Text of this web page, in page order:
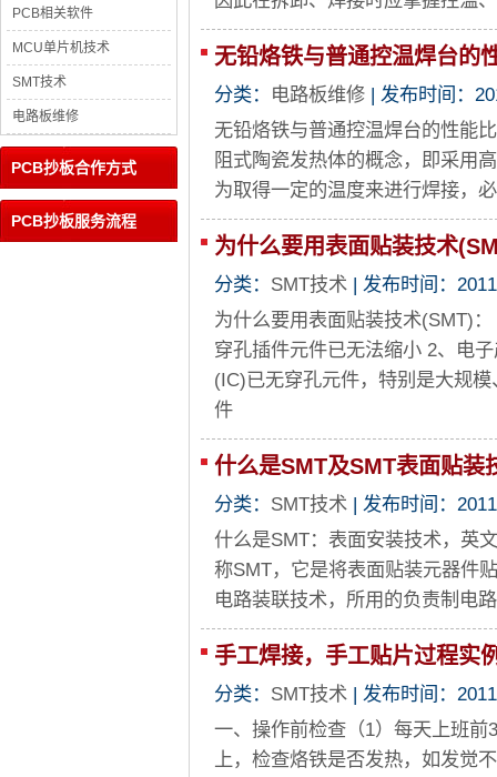
PCB相关软件
MCU单片机技术
SMT技术
电路板维修
PCB抄板合作方式
PCB抄板服务流程
无铅烙铁与普通控温焊台的
分类： 电路板维修 | 发布时间：
无铅烙铁与普通控温焊台的性能
阻式陶瓷发热体的概念，即采用
为取得一定的温度来进行焊接，
为什么要用表面贴装技术
分类： SMT技术 | 发布时间：
为什么要用表面贴装技术(SMT)
穿孔插件元件已无法缩小 2、电
(IC)已无穿孔元件，特别是大规
件
什么是SMT及SMT表面贴装
分类： SMT技术 | 发布时间：
什么是SMT：表面安装技术，英
称SMT，它是将表面贴装元器件
电路装联技术，所用的负责制电
手工焊接，手工贴片过程实
分类： SMT技术 | 发布时间：
一、操作前检查（1）每天上班
上，检查烙铁是否发热，如发觉